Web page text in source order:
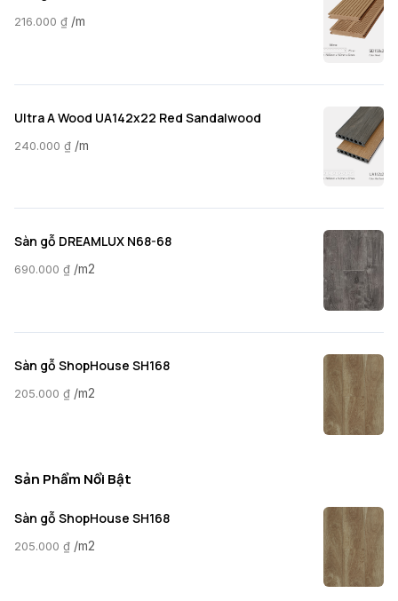
216.000 ₫ /m
Ultra A Wood UA142x22 Red Sandalwood
240.000 ₫ /m
Sàn gỗ DREAMLUX N68-68
690.000 ₫ /m2
Sàn gỗ ShopHouse SH168
205.000 ₫ /m2
Sản Phẩm Nổi Bật
Sàn gỗ ShopHouse SH168
205.000 ₫ /m2